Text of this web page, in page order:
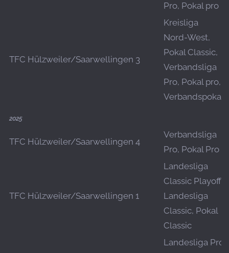
Pro, Pokal pro
TFC Hülzweiler/Saarwellingen 3
Kreisliga
Nord-West,
Pokal Classic,
Verbandsliga
Pro, Pokal pro,
Verbandspokal
2025
TFC Hülzweiler/Saarwellingen 4
Verbandsliga
Pro, Pokal Pro
TFC Hülzweiler/Saarwellingen 1
Landesliga
Classic Playoff,
Landesliga
Classic, Pokal
Classic
Landesliga Pro